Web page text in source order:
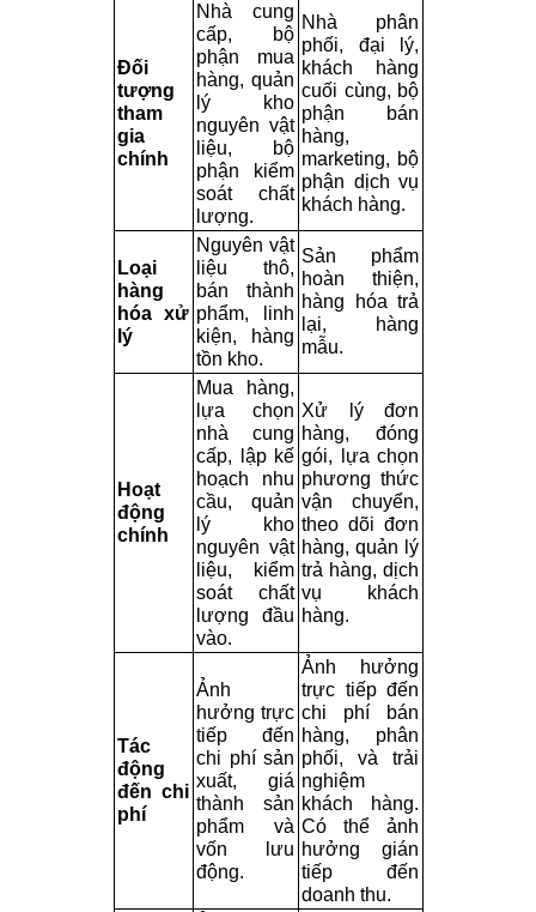
Đối
tượng
tham
gia
chính
Nhà cung
cấp, bộ
phận mua
hàng, quản
lý kho
nguyên vật
liệu, bộ
phận kiểm
soát chất
lượng.
Nhà phân
phối, đại lý,
khách hàng
cuối cùng, bộ
phận bán
hàng,
marketing, bộ
phận dịch vụ
khách hàng.
Loại
hàng
hóa xử
lý
Nguyên vật
liệu thô,
bán thành
phẩm, linh
kiện, hàng
tồn kho.
Sản phẩm
hoàn thiện,
hàng hóa trả
lại, hàng
mẫu.
Hoạt
động
chính
Mua hàng,
lựa chọn
nhà cung
cấp, lập kế
hoạch nhu
cầu, quản
lý kho
nguyên vật
liệu, kiểm
soát chất
lượng đầu
vào.
Xử lý đơn
hàng, đóng
gói, lựa chọn
phương thức
vận chuyển,
theo dõi đơn
hàng, quản lý
trả hàng, dịch
vụ khách
hàng.
Tác
động
đến chi
phí
Ảnh
hưởng trực
tiếp đến
chi phí sản
xuất, giá
thành sản
phẩm và
vốn lưu
động.
Ảnh hưởng
trực tiếp đến
chi phí bán
hàng, phân
phối, và trải
nghiệm
khách hàng.
Có thể ảnh
hưởng gián
tiếp đến
doanh thu.